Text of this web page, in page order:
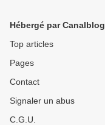
Hébergé par Canalblog
Top articles
Pages
Contact
Signaler un abus
C.G.U.